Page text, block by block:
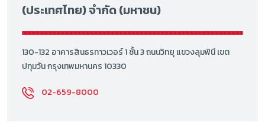
(ประเทศไทย) จำกัด (มหาชน)
130-132 อาคารสินธรทาวเวอร์ 1 ชั้น 3 ถนนวิทยุ แขวงลุมพินี เขต
ปทุมวัน กรุงเทพมหานคร 10330
02-659-8000